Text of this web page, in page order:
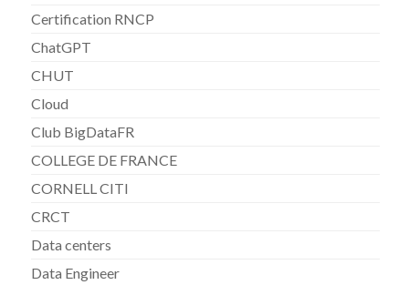
Certification RNCP
ChatGPT
CHUT
Cloud
Club BigDataFR
COLLEGE DE FRANCE
CORNELL CITI
CRCT
Data centers
Data Engineer